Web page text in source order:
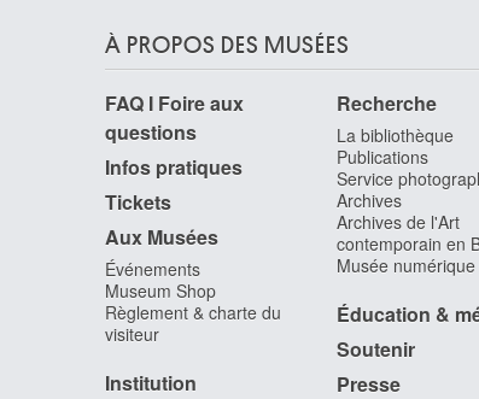
À PROPOS DES MUSÉES
FAQ I Foire aux
questions
Infos pratiques
Tickets
Aux Musées
Événements
Museum Shop
Règlement & charte du
visiteur
Institution
Recherche
La bibliothèque
Publications
Service
Archives
Archives de l'Art
contemporain en
Musée numérique
Éducation &
Soutenir
Presse